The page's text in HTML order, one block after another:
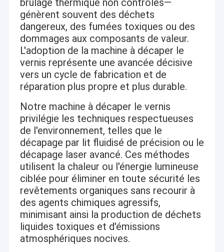
brûlage thermique non contrôlés—
génèrent souvent des déchets
dangereux, des fumées toxiques ou des
dommages aux composants de valeur.
L'adoption de la machine à décaper le
vernis représente une avancée décisive
vers un cycle de fabrication et de
réparation plus propre et plus durable.
Notre machine à décaper le vernis
privilégie les techniques respectueuses
de l'environnement, telles que le
décapage par lit fluidisé de précision ou le
décapage laser avancé. Ces méthodes
utilisent la chaleur ou l'énergie lumineuse
ciblée pour éliminer en toute sécurité les
revêtements organiques sans recourir à
des agents chimiques agressifs,
minimisant ainsi la production de déchets
liquides toxiques et d'émissions
atmosphériques nocives.